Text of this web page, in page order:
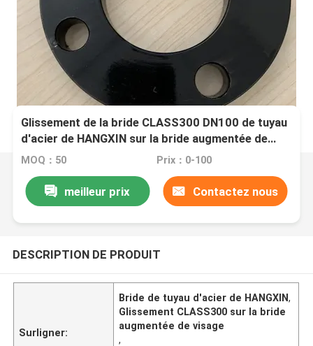
Glissement de la bride CLASS300 DN100 de tuyau
d'acier de HANGXIN sur la bride augmentée de
visage
MOQ：50 Prix：0-100
meilleur prix Contactez nous
DESCRIPTION DE PRODUIT
Surligner:
Bride de tuyau d'acier de HANGXIN,
Glissement CLASS300 sur la bride
augmentée de visage
,